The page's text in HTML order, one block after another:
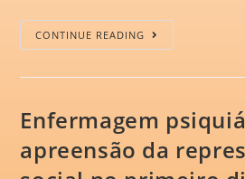
CONTINUE READING
Enfermagem
apreensão da